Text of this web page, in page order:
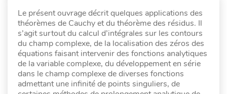
Le présent ouvrage décrit quelques applications des
théorèmes de Cauchy et du théorème des résidus. Il
s’agit surtout du calcul d’intégrales sur les contours
du champ complexe, de la localisation des zéros des
équations faisant intervenir des fonctions analytiques
de la variable complexe, du développement en série
dans le champ complexe de diverses fonctions
admettant une infinité de points singuliers, de